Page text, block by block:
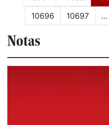
10696
10697 …
Notas